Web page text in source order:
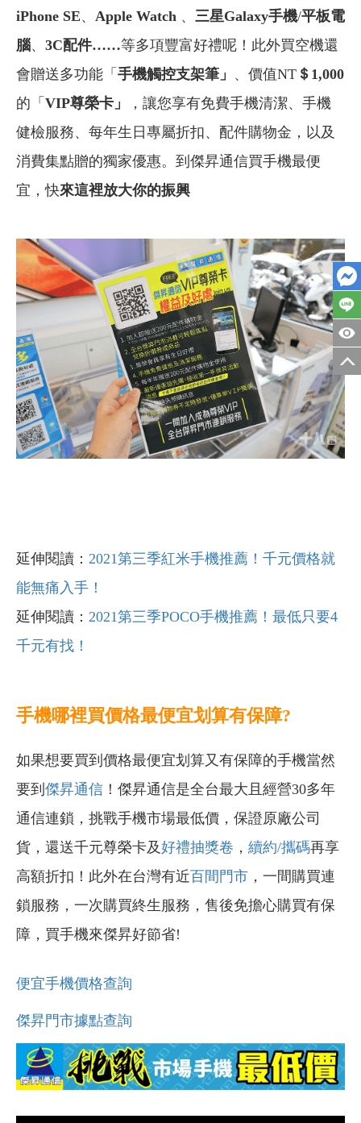
iPhone SE、 Apple Watch 、 三星Galaxy手機/平板電
腦、 3C配件……等多項豐富好禮呢！此外買空機還
會贈送多功能「 手機觸控支架筆」 、價值NT ＄1,000
的「 VIP尊榮卡」
，讓您享有免費手機清潔、手機
健檢服務、每年生日專屬折扣、配件購物金，以及
消費集點贈的獨家優惠。到傑昇通信買手機最便
宜，快來這裡放大你的振興
延伸閱讀： 2021第三季紅米手機推薦！千元價格就
能無痛入手！
延伸閱讀： 2021第三季POCO手機推薦！最低只要4
千元有找！
手機哪裡買價格最便宜划算有保障?
如果想要買到價格最便宜划算又有保障的手機當然
要到 傑昇通信 ！傑昇通信是全台最大且經營30多年
通信連鎖，挑戰手機市場最低價，保證原廠公司
貨，還送千元尊榮卡及好禮抽獎卷 ， 續約/攜碼再享
高額折扣！此外在台灣有近百間門市 ，一間購買連
鎖服務，一次購買終生服務，售後免擔心購買有保
障，買手機來傑昇好節省!
便宜手機價格查詢
傑昇門市據點查詢